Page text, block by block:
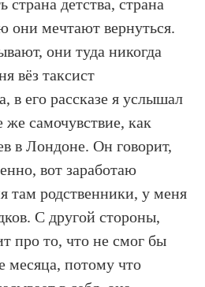
страна детства, страна
они мечтают вернуться.
они туда никогда
вёз таксист
в его рассказе я услышал
же самочувствие, как
в Лондоне. Он говорит,
вот заработаю
там родственники, у меня
С другой стороны,
про то, что не смог бы
месяца, потому что